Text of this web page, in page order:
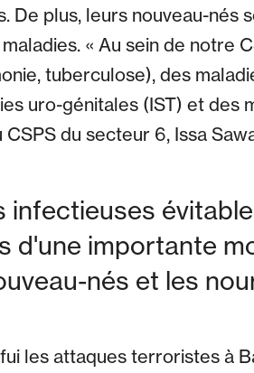
De plus, leurs nouveau-nés
« Au sein de notre
tuberculose), des
uro-génitales (IST) et des
du secteur 6, Issa
infectieuses
d'une importante
nés et les
fui les attaques terroristes à